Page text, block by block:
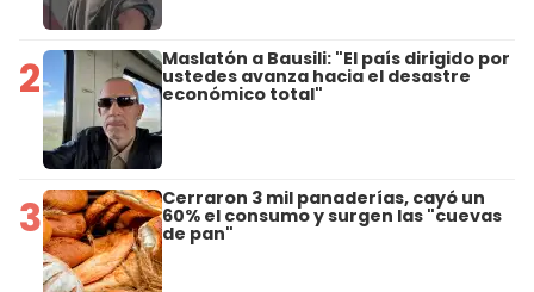
2 Maslatón a Bausili: "El país dirigido por
ustedes avanza hacia el desastre
económico total"
3 Cerraron 3 mil panaderías, cayó un
60% el consumo y surgen las "cuevas
de pan"